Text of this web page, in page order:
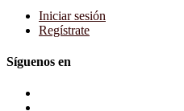
Iniciar sesión
Regístrate
Síguenos en